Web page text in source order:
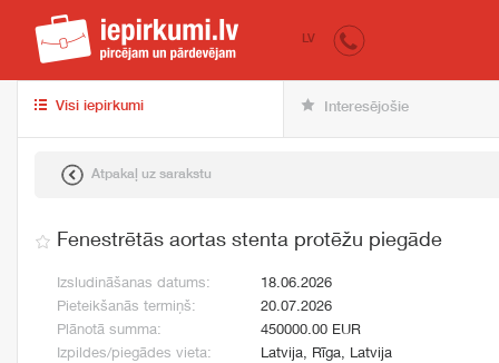
iepirkumi.lv
LV
Visi iepirkumi Interesējošie
Atpakaļ uz sarakstu
Fenestrētās aortas stenta protēžu piegāde
Izsludināšanas datums:
18.06.2026
Pieteikšanās termiņš:
20.07.2026
Plānotā summa:
450000.00 EUR
Izpildes/piegādes vieta:
Latvija, Rīga, Latvija